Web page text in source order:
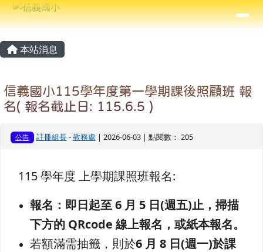
跳至主內容區
信義國小
⏸
導覽列
主內容區域
本站消息
信義國小115學年度第一學期課後照顧班 報
名( 報名截止日: 115.6.5 )
公告 註冊組長-教務處 | 2026-06-03 | 點閱數： 205
115 學年度 上學期課照班報名:
報名： 即日起至 6 月 5 日(週五)止，掃描
下方的 QRcode 線上報名，或紙本報名。
若額滿需抽籤，則於6 月 8 日(週一)於課
頁尾區域